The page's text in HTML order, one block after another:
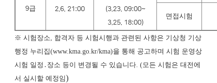
9급
2.6. 21:00
(3.23. 09:00~
3.25. 18:00)
면접시험
※ 시험장소, 합격자 등 시험시행과 관련된 사항은 기상청 기상
행정 누리집(www.kma.go.kr/kma)을 통해 공고하며 시험 운영상
시험 일정․장소 등이 변경될 수 있습니다. (모든 시험은 대전에
서 실시할 예정임)